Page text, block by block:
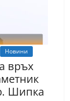
Новини
връх
Шипка